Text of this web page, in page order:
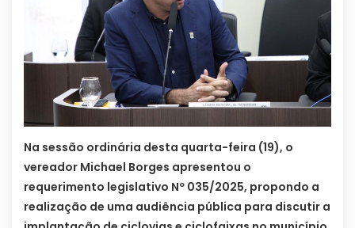
Na sessão ordinária desta quarta-feira (19), o
vereador Michael Borges apresentou o
requerimento legislativo Nº 035/2025, propondo a
realização de uma audiência pública para discutir a